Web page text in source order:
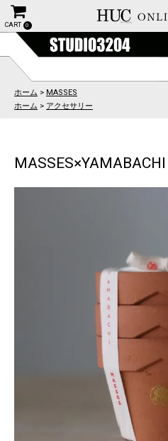
CART 0
ホーム > MASSES
ホーム > アクセサリー